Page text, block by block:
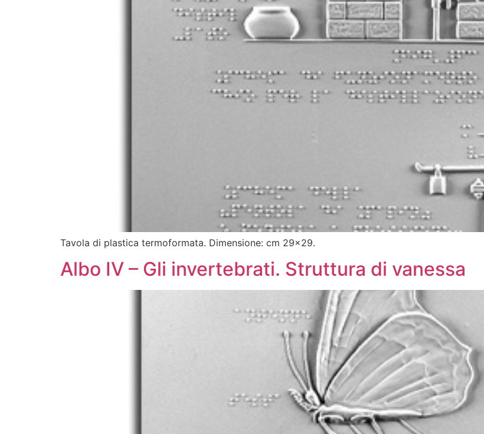
Tavola di plastica termoformata. Dimensione: cm 29×29.
Albo IV – Gli invertebrati. Struttura di vanessa